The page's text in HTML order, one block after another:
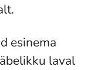
esinema
laval